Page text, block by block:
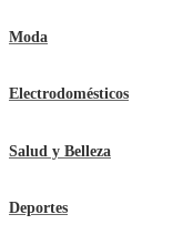
Moda
Electrodomésticos
Salud y Belleza
Deportes